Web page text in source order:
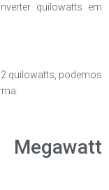
quilowatts em
quilowatts, podemos